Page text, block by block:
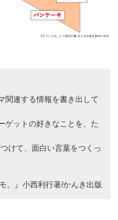
関連する情報を書き出して
ゲットの好きなことを、た
けて、面白い言葉をつくっ
。』小西利行著/かんき出版